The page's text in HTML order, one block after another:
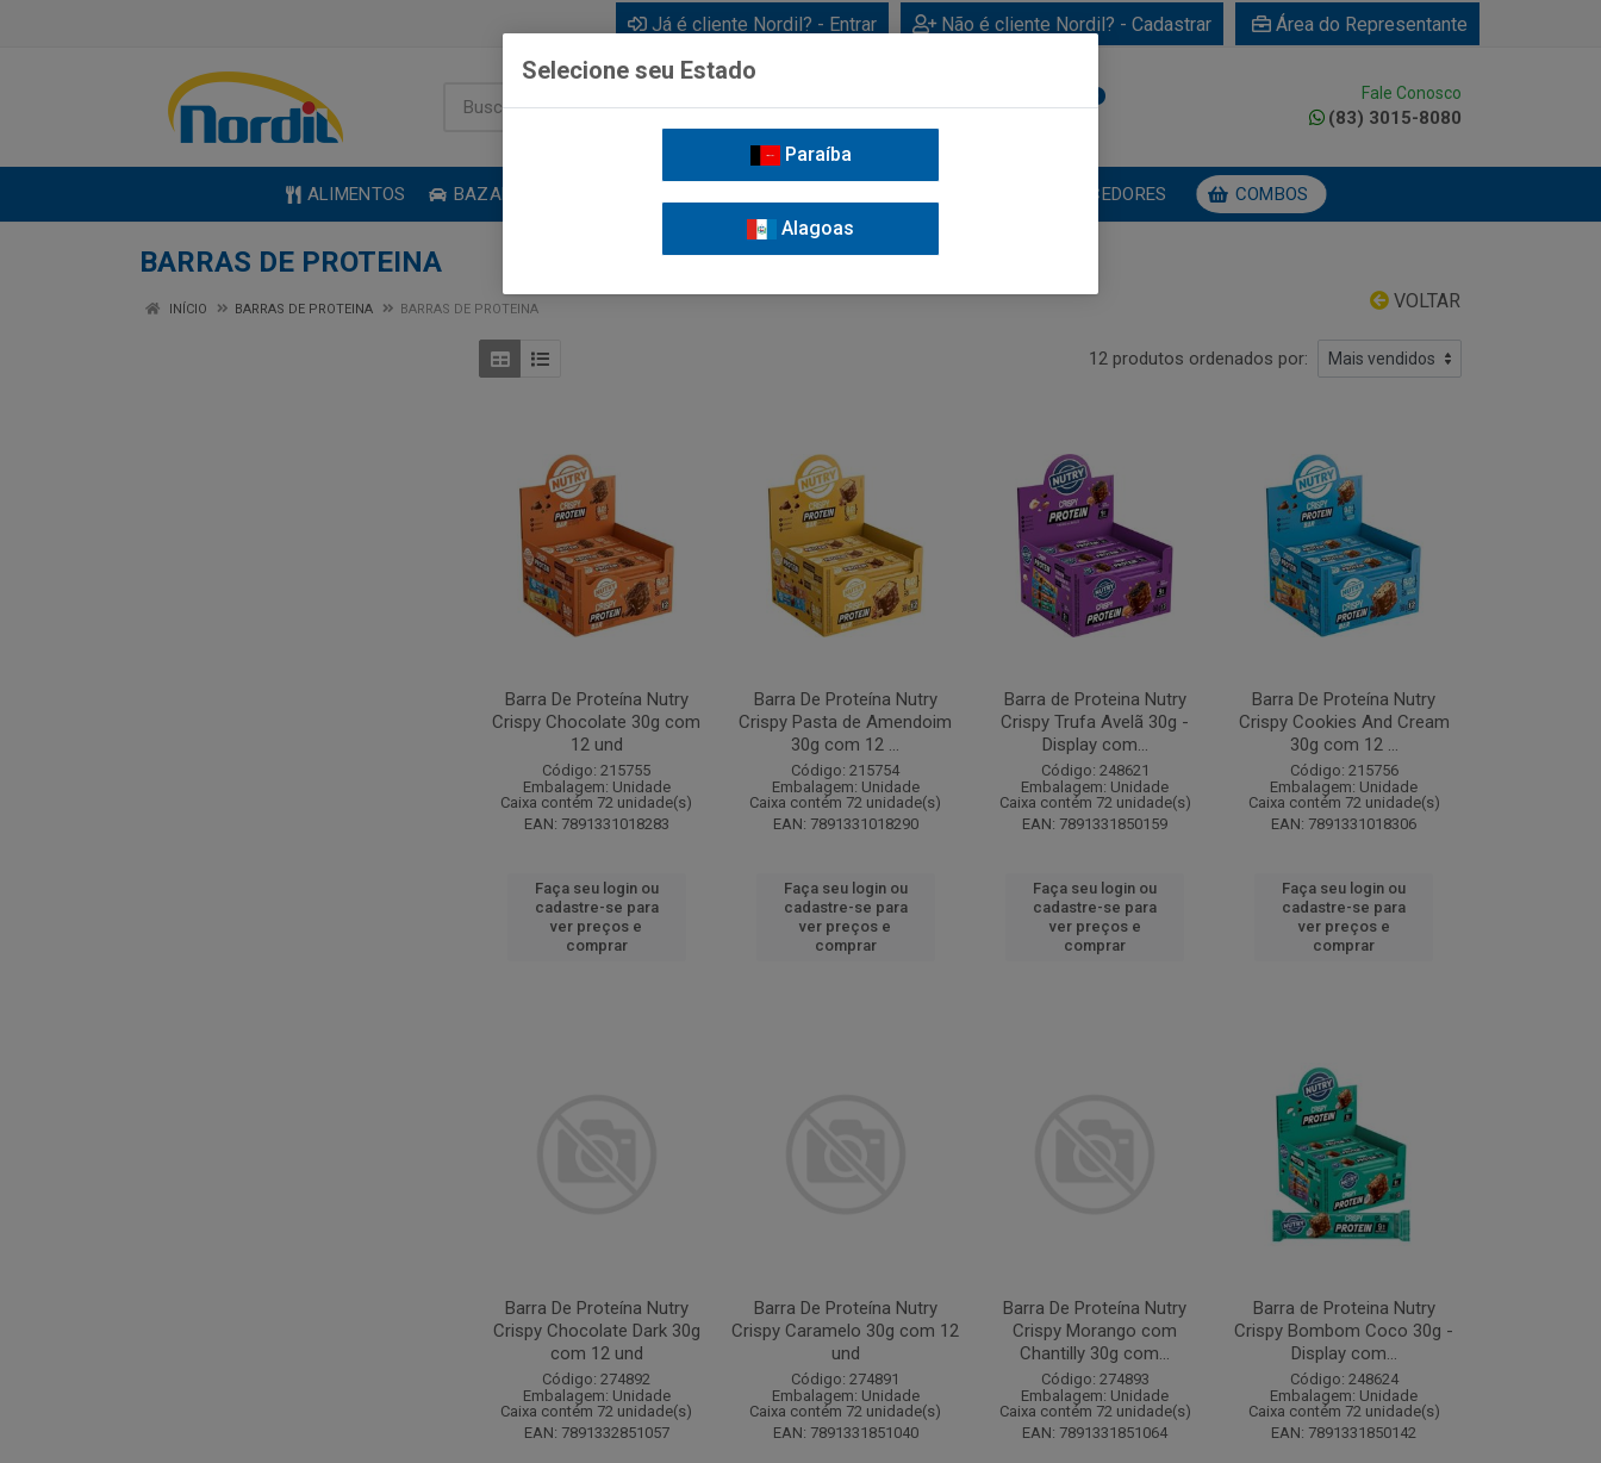
Já é cliente Nordil? - Entrar Não é cliente Nordil? - Cadastrar Área do Representante
Fale Conosco
(83) 3015-8080
ALIMENTOS BAZAR FORNECEDORES COMBOS
BARRAS DE PROTEINA
VOLTAR
INÍCIO BARRAS DE PROTEINA BARRAS DE PROTEINA
12 produtos ordenados por:
Barra De Proteína Nutry
Crispy Chocolate 30g com
12 und
Código: 215755
Embalagem: Unidade
Caixa contém 72 unidade(s)
EAN: 7891331018283
Faça seu login ou
cadastre-se para
ver preços e
comprar
Barra De Proteína Nutry
Crispy Pasta de Amendoim
30g com 12 ...
Código: 215754
Embalagem: Unidade
Caixa contém 72 unidade(s)
EAN: 7891331018290
Faça seu login ou
cadastre-se para
ver preços e
comprar
Barra de Proteina Nutry
Crispy Trufa Avelã 30g -
Display com...
Código: 248621
Embalagem: Unidade
Caixa contém 72 unidade(s)
EAN: 7891331850159
Faça seu login ou
cadastre-se para
ver preços e
comprar
Barra De Proteína Nutry
Crispy Cookies And Cream
30g com 12 ...
Código: 215756
Embalagem: Unidade
Caixa contém 72 unidade(s)
EAN: 7891331018306
Faça seu login ou
cadastre-se para
ver preços e
comprar
Barra De Proteína Nutry
Crispy Chocolate Dark 30g
com 12 und
Código: 274892
Embalagem: Unidade
Caixa contém 72 unidade(s)
EAN: 7891332851057
Barra De Proteína Nutry
Crispy Caramelo 30g com 12
und
Código: 274891
Embalagem: Unidade
Caixa contém 72 unidade(s)
EAN: 7891331851040
Barra De Proteína Nutry
Crispy Morango com
Chantilly 30g com...
Código: 274893
Embalagem: Unidade
Caixa contém 72 unidade(s)
EAN: 7891331851064
Barra de Proteina Nutry
Crispy Bombom Coco 30g -
Display com...
Código: 248624
Embalagem: Unidade
Caixa contém 72 unidade(s)
EAN: 7891331850142
Selecione seu Estado
Paraíba
Alagoas